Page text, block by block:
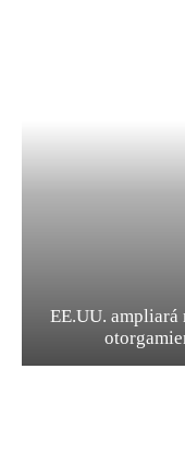
EE.UU. ampliará